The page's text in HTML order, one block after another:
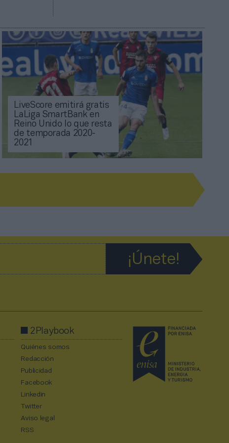
LiveScore emitirá gratis
LaLiga SmartBank en
Reino Unido lo que resta
de temporada 2020-
2021
2Playbook
Quiénes somos
Redacción
Publicidad
Facebook
Linkedin
Twitter
Aviso legal
RSS